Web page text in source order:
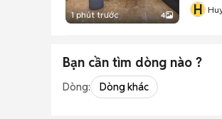
1 phút trước 4 H
Bạn cần tìm dòng nào ?
Dòng: Dòng khác